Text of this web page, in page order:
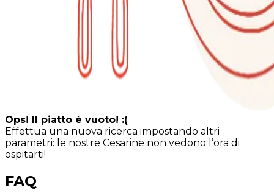
Ops! Il piatto è vuoto! :(
Effettua una nuova ricerca impostando altri
parametri: le nostre Cesarine non vedono l’ora di
ospitarti!
FAQ